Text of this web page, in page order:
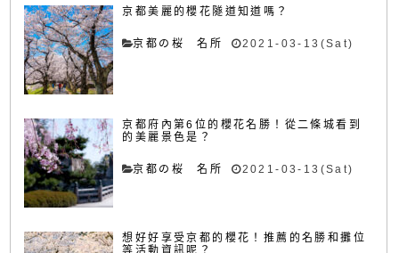
京都美麗的櫻花隧道知道嗎？
京都の桜 名所 2021-03-13(Sat)
京都府內第6位的櫻花名勝！從二條城看到
的美麗景色是？
京都の桜 名所 2021-03-13(Sat)
想好好享受京都的櫻花！推薦的名勝和攤位